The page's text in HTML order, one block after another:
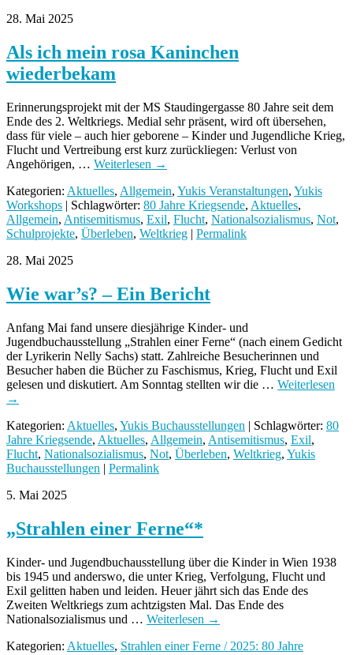
28. Mai 2025
Als ich mein rosa Kaninchen
wiederbekam
Erinnerungsprojekt mit der MS Staudingergasse 80 Jahre seit dem
Ende des 2. Weltkriegs. Medial sehr präsent, wird oft übersehen,
dass für viele – auch hier geborene – Kinder und Jugendliche Krieg,
Flucht und Vertreibung erst kurz zurückliegen: Verlust von
Angehörigen, … Weiterlesen →
Kategorien: Aktuelles, Allgemein, Yukis Veranstaltungen, Yukis
Workshops | Schlagwörter: 80 Jahre Kriegsende, Aktuelles,
Allgemein, Antisemitismus, Exil, Flucht, Nationalsozialismus, Not,
Schulprojekte, Überleben, Weltkrieg | Permalink
28. Mai 2025
Wie war’s? – Ein Bericht
Anfang Mai fand unsere diesjährige Kinder- und
Jugendbuchausstellung „Strahlen einer Ferne“ (nach einem Gedicht
der Lyrikerin Nelly Sachs) statt. Zahlreiche Besucherinnen und
Besucher haben die Bücher zu Faschismus, Krieg, Flucht und Exil
gelesen und diskutiert. Am Sonntag stellten wir die … Weiterlesen
→
Kategorien: Aktuelles, Yukis Buchausstellungen | Schlagwörter: 80
Jahre Kriegsende, Aktuelles, Allgemein, Antisemitismus, Exil,
Flucht, Nationalsozialismus, Not, Überleben, Weltkrieg, Yukis
Buchausstellungen | Permalink
5. Mai 2025
„Strahlen einer Ferne“*
Kinder- und Jugendbuchausstellung über die Kinder in Wien 1938
bis 1945 und anderswo, die unter Krieg, Verfolgung, Flucht und
Exil gelitten haben und leiden. Heuer jährt sich das Ende des
Zweiten Weltkriegs zum achtzigsten Mal. Das Ende des
Nationalsozialismus und … Weiterlesen →
Kategorien: Aktuelles, Strahlen einer Ferne / 2025: 80 Jahre